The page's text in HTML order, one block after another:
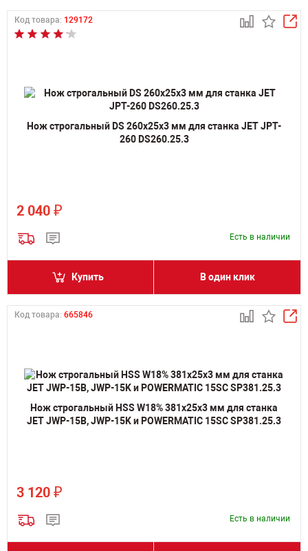
Код товара: 129172
Нож строгальный DS 260х25х3 мм для станка JET JPT-
260 DS260.25.3
2 040 ₽
Есть в наличии
Купить В один клик
Код товара: 665846
Нож строгальный HSS W18% 381х25х3 мм для станка
JET JWP-15B, JWP-15K и POWERMATIC 15SC SP381.25.3
3 120 ₽
Есть в наличии